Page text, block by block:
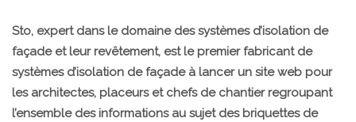
Sto, expert dans le domaine des systèmes d’isolation de
façade et leur revêtement, est le premier fabricant de
systèmes d’isolation de façade à lancer un site web pour
les architectes, placeurs et chefs de chantier regroupant
l’ensemble des informations au sujet des briquettes de